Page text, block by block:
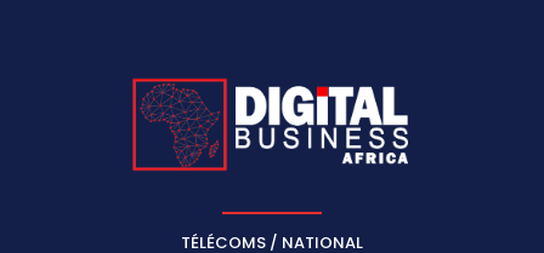
TÉLÉCOMS / NATIONAL